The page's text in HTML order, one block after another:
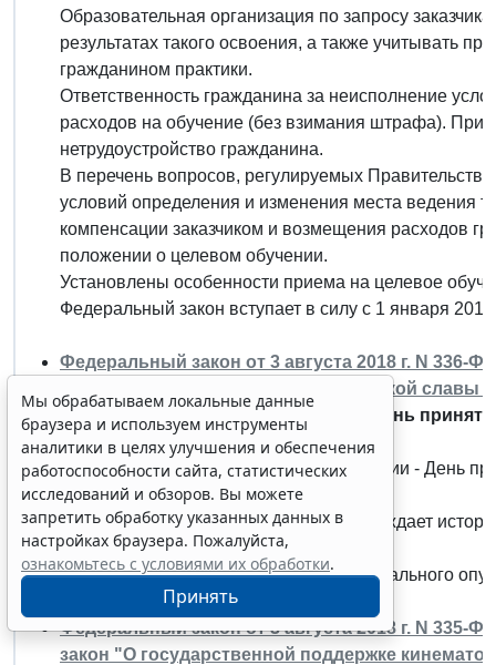
Образовательная организация по запросу
результатах такого освоения, а также учитывать
гражданином практики.
Ответственность гражданина за неисполнение
расходов на обучение (без взимания штрафа). При
нетрудоустройство гражданина.
В перечень вопросов, регулируемых
условий определения и изменения места ведения
компенсации заказчиком и возмещения расходов
положении о целевом обучении.
Установлены особенности приема на целевое
Федеральный закон вступает в силу с 1 января 2019
Федеральный закон от 3 августа 2018 г. N 336-
Федерального закона "О днях воинской славы
Введена еще одна памятная дата - День
Российской империи.
Установлена новая памятная дата России - День
Российской империи (19 апреля 1783 г.).
Введение этой памятной даты подтверждает
с Россией.
Закон вступает в силу со дня его официального
Федеральный закон от 3 августа 2018 г. N
закон "О государственной поддержке
Мы обрабатываем локальные данные
браузера и используем инструменты
аналитики в целях улучшения и обеспечения
работоспособности сайта, статистических
исследований и обзоров. Вы можете
запретить обработку указанных данных в
настройках браузера. Пожалуйста,
ознакомьтесь с условиями их обработки.
Принять